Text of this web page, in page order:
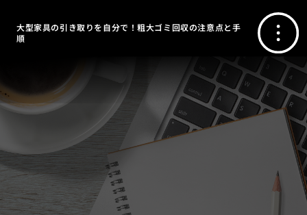
大型家具の引き取りを自分で！粗大ゴミ回収の注意点と手
順